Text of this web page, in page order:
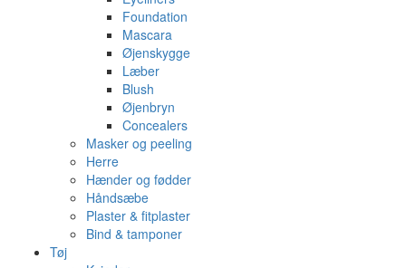
Foundation
Mascara
Øjenskygge
Læber
Blush
Øjenbryn
Concealers
Masker og peeling
Herre
Hænder og fødder
Håndsæbe
Plaster & fitplaster
Bind & tamponer
Tøj